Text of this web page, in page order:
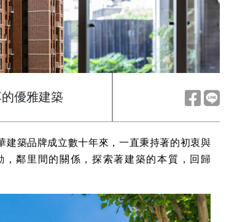
優雅建築
築品牌成立數十年來，一直秉持著的初衷與
鄰里間的關係，探索著建築的本質，回歸